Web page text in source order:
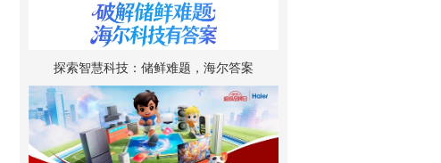
探索智慧科技：储鲜难题，海尔答案